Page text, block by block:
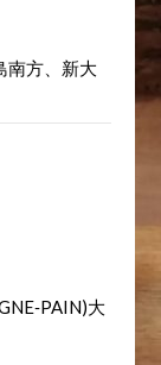
南方、新大
大